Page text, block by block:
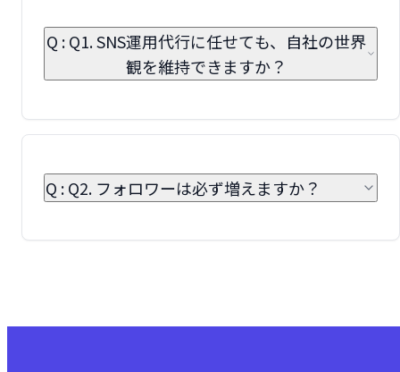
Q : Q1. SNS運用代行に任せても、自社の世界
観を維持できますか？
Q : Q2. フォロワーは必ず増えますか？